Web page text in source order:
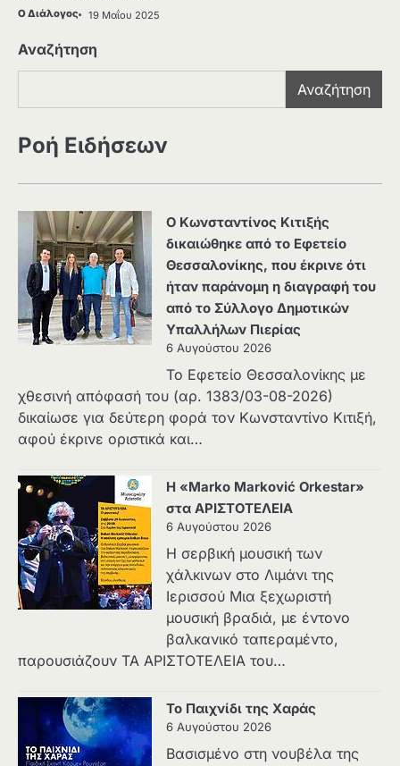
Ο Διάλογος 19 Μαΐου 2025
Αναζήτηση
Αναζήτηση
Ροή Ειδήσεων
Ο Κωνσταντίνος Κιτιξής
δικαιώθηκε από το Εφετείο
Θεσσαλονίκης, που έκρινε ότι
ήταν παράνομη η διαγραφή του
από το Σύλλογο Δημοτικών
Υπαλλήλων Πιερίας
6 Αυγούστου 2026
Το Εφετείο Θεσσαλονίκης με
χθεσινή απόφασή του (αρ. 1383/03-08-2026)
δικαίωσε για δεύτερη φορά τον Κωνσταντίνο Κιτιξή,
αφού έκρινε οριστικά και…
Η «Marko Marković Orkestar»
στα ΑΡΙΣΤΟΤΕΛΕΙΑ
6 Αυγούστου 2026
Η σερβική μουσική των
χάλκινων στο Λιμάνι της
Ιερισσού Μια ξεχωριστή
μουσική βραδιά, με έντονο
βαλκανικό ταπεραμέντο,
παρουσιάζουν ΤΑ ΑΡΙΣΤΟΤΕΛΕΙΑ του…
Το Παιχνίδι της Χαράς
6 Αυγούστου 2026
Βασισμένο στη νουβέλα της